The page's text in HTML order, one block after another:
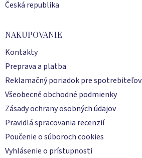
Česká republika
NAKUPOVANIE
Kontakty
Preprava a platba
Reklamačný poriadok pre spotrebiteľov
Všeobecné obchodné podmienky
Zásady ochrany osobných údajov
Pravidlá spracovania recenzií
Poučenie o súboroch cookies
Vyhlásenie o prístupnosti